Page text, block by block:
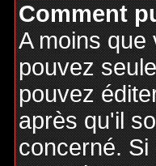
Comment
A moins
pouvez
pouvez
après qu'il
concerné.